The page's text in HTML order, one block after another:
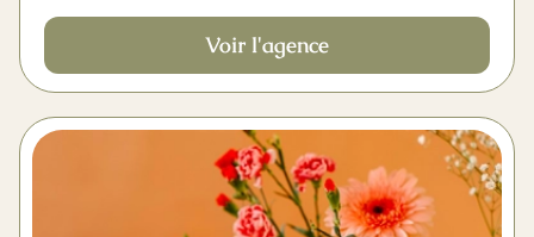
Voir l'agence